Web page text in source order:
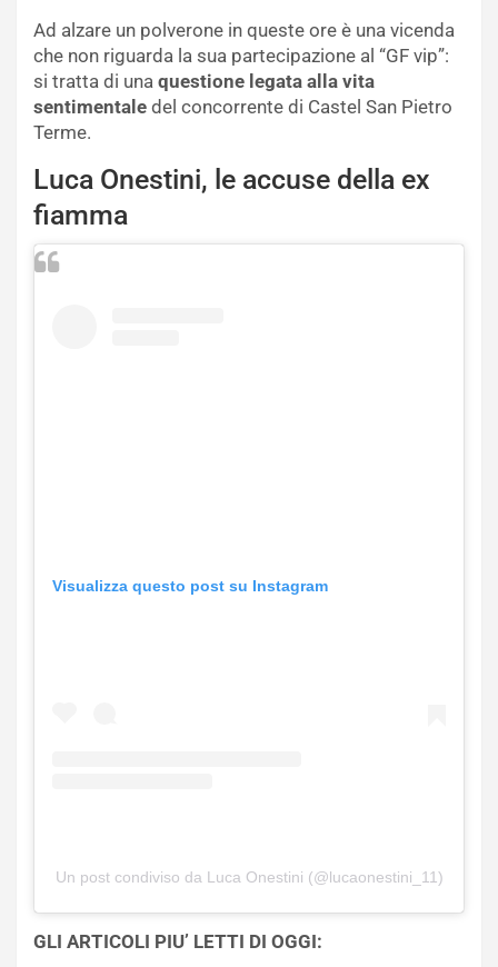
Ad alzare un polverone in queste ore è una vicenda
che non riguarda la sua partecipazione al “GF vip”:
si tratta di una questione legata alla vita
sentimentale del concorrente di Castel San Pietro
Terme.
Luca Onestini, le accuse della ex
fiamma
Visualizza questo post su Instagram
Un post condiviso da Luca Onestini (@lucaonestini_11)
GLI ARTICOLI PIU’ LETTI DI OGGI: